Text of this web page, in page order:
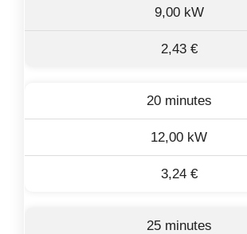
9,00 kW
2,43 €
20 minutes
12,00 kW
3,24 €
25 minutes